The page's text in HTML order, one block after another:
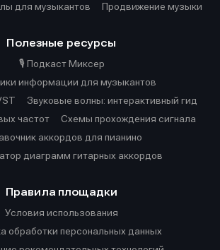
для музыкантов
Продвижение музыки
Полезные ресурсы
🎙️ Подкаст Миксер
информации для музыкантов
Звуковые волны: интерактивный гид
частот
Cхемы прохождения сигнала
аккордов для пианино
диаграмм гитарных аккордов
Правила площадки
Условия использования
обработки персональных данных